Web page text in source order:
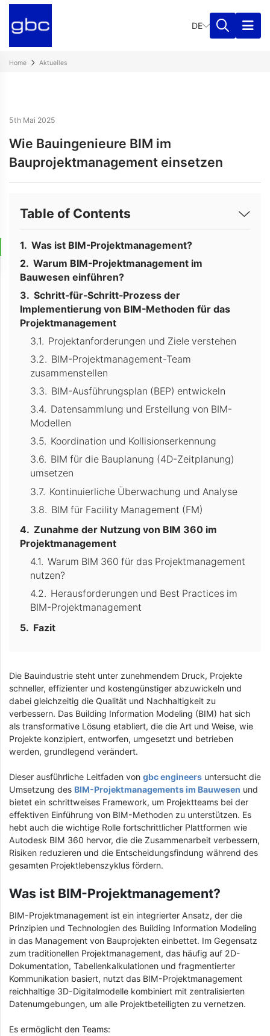
DE
Home Aktuelles
5th Mai 2025
Wie Bauingenieure BIM im
Bauprojektmanagement einsetzen
Table of Contents
Was ist BIM-Projektmanagement?
Warum BIM-Projektmanagement im
Bauwesen einführen?
Schritt-für-Schritt-Prozess der
Implementierung von BIM-Methoden für das
Projektmanagement
Projektanforderungen und Ziele verstehen
BIM-Projektmanagement-Team
zusammenstellen
BIM-Ausführungsplan (BEP) entwickeln
Datensammlung und Erstellung von BIM-
Modellen
Koordination und Kollisionserkennung
BIM für die Bauplanung (4D-Zeitplanung)
umsetzen
Kontinuierliche Überwachung und Analyse
BIM für Facility Management (FM)
Zunahme der Nutzung von BIM 360 im
Projektmanagement
Warum BIM 360 für das Projektmanagement
nutzen?
Herausforderungen und Best Practices im
BIM-Projektmanagement
Fazit
Die Bauindustrie steht unter zunehmendem Druck, Projekte
schneller, effizienter und kostengünstiger abzuwickeln und
dabei gleichzeitig die Qualität und Nachhaltigkeit zu
verbessern. Das Building Information Modeling (BIM) hat sich
als transformative Lösung etabliert, die die Art und Weise, wie
Projekte konzipiert, entworfen, umgesetzt und betrieben
werden, grundlegend verändert.
Dieser ausführliche Leitfaden von gbc engineers untersucht die
Umsetzung des BIM-Projektmanagements im Bauwesen und
bietet ein schrittweises Framework, um Projektteams bei der
effektiven Einführung von BIM-Methoden zu unterstützen. Es
hebt auch die wichtige Rolle fortschrittlicher Plattformen wie
Autodesk BIM 360 hervor, die die Zusammenarbeit verbessern,
Risiken reduzieren und die Entscheidungsfindung während des
gesamten Projektlebenszyklus fördern.
Was ist BIM-Projektmanagement?
BIM-Projektmanagement ist ein integrierter Ansatz, der die
Prinzipien und Technologien des Building Information Modeling
in das Management von Bauprojekten einbettet. Im Gegensatz
zum traditionellen Projektmanagement, das häufig auf 2D-
Dokumentation, Tabellenkalkulationen und fragmentierter
Kommunikation basiert, nutzt das BIM-Projektmanagement
reichhaltige 3D-Digitalmodelle kombiniert mit zentralisierten
Datenumgebungen, um alle Projektbeteiligten zu vernetzen.
Es ermöglicht den Teams: